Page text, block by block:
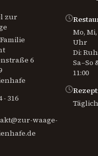
zur
6
- 316
waage-
Mo, Mi,
Uhr
Di:
Sa–So
11:00